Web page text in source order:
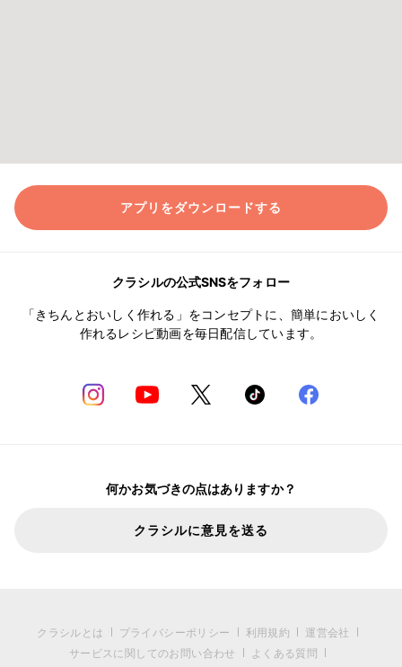
アプリをダウンロードする
クラシルの公式SNSをフォロー
「きちんとおいしく作れる」をコンセプトに、簡単においしく
作れるレシピ動画を毎日配信しています。
何かお気づきの点はありますか？
クラシルに意見を送る
クラシルとは プライバシーポリシー 利用規約
運営会社
サービスに関してのお問い合わせ
よくある質問